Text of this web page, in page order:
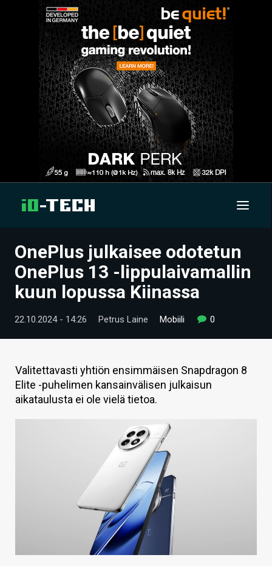
UUTISET
ARTIKKELIT
VIDEOT
TECHBBS
TIETOA
HINTA.FI
OnePlus julkaisee odotetun
OnePlus 13 -lippulaivamallin
kuun lopussa Kiinassa
22.10.2024 - 14:26 Petrus Laine Mobiili 0
Valitettavasti yhtiön ensimmäisen Snapdragon 8
Elite -puhelimen kansainvälisen julkaisun
aikataulusta ei ole vielä tietoa.